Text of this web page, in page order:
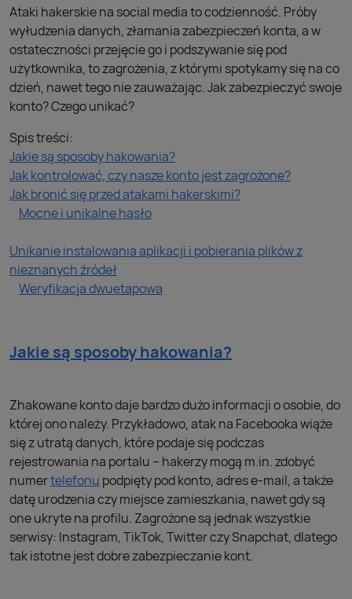
Ataki hakerskie na social media to codzienność. Próby
wyłudzenia danych, złamania zabezpieczeń konta, a w
ostateczności przejęcie go i podszywanie się pod
użytkownika, to zagrożenia, z którymi spotykamy się na co
dzień, nawet tego nie zauważając. Jak zabezpieczyć swoje
konto? Czego unikać?
Spis treści:
Jakie są sposoby hakowania?
Jak kontrolować, czy nasze konto jest zagrożone?
Jak bronić się przed atakami hakerskimi?
Mocne i unikalne hasło
Unikanie instalowania aplikacji i pobierania plików z
nieznanych źródeł
Weryfikacja dwuetapowa
Jakie są sposoby hakowania?
Zhakowane konto daje bardzo dużo informacji o osobie, do
której ono należy. Przykładowo, atak na Facebooka wiąże
się z utratą danych, które podaje się podczas
rejestrowania na portalu – hakerzy mogą m.in. zdobyć
numertelefonu podpięty pod konto, adres e-mail, a także
datę urodzenia czy miejsce zamieszkania, nawet gdy są
one ukryte na profilu. Zagrożone są jednak wszystkie
serwisy: Instagram, TikTok, Twitter czy Snapchat, dlatego
tak istotne jest dobre zabezpieczanie kont.